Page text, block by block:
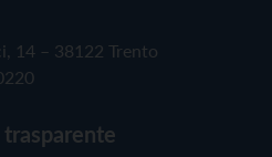
14 – 38122 Trento